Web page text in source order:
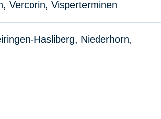
Vercorin, Visperterminen
Hasliberg, Niederhorn,